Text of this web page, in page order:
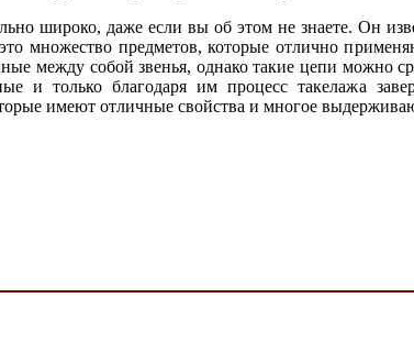
широко, даже если вы об этом не знаете. Он
множество предметов, которые отлично
между собой звенья, однако такие цепи можно
и только благодаря им процесс такелажа
имеют отличные свойства и многое